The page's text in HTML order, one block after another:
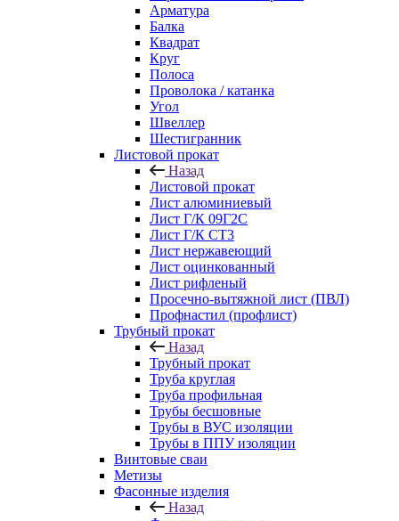
Арматура
Балка
Квадрат
Круг
Полоса
Проволока / катанка
Угол
Швеллер
Шестигранник
Листовой прокат
Назад
Листовой прокат
Лист алюминиевый
Лист Г/К 09Г2С
Лист Г/К СТ3
Лист нержавеющий
Лист оцинкованный
Лист рифленый
Просечно-вытяжной лист (ПВЛ)
Профнастил (профлист)
Трубный прокат
Назад
Трубный прокат
Труба круглая
Труба профильная
Трубы бесшовные
Трубы в ВУС изоляции
Трубы в ППУ изоляции
Винтовые сваи
Метизы
Фасонные изделия
Назад